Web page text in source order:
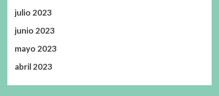
julio 2023
junio 2023
mayo 2023
abril 2023